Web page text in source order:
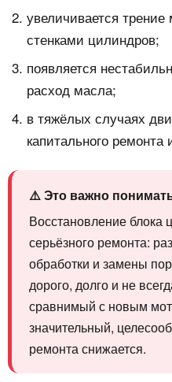
увеличивается
стенками цилиндров;
появляется
расход масла;
в тяжёлых случаях
капитального
⚠️ Это важно
Восстановление блока
серьёзного ремонта:
обработки и замены
дорого, долго и не
сравнимый с новым
значительный,
ремонта снижается.